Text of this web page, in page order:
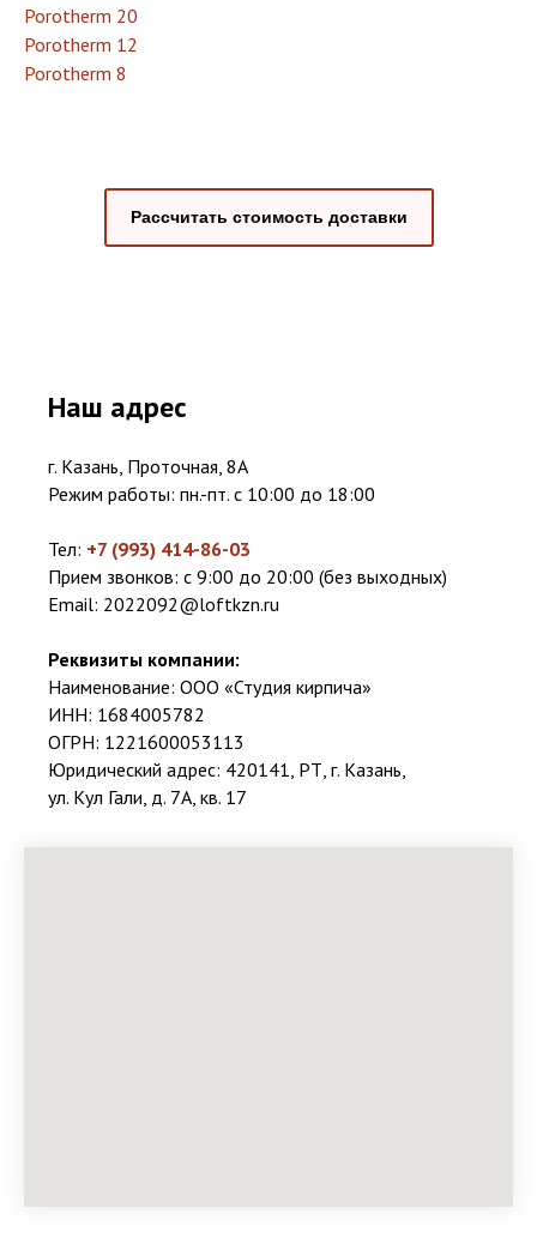
Porotherm 20
Porotherm 12
Porotherm 8
Рассчитать стоимость доставки
Наш адрес
г. Казань, Проточная, 8А
Режим работы: пн.-пт. с 10:00 до 18:00
Тел: +7 (993) 414-86-03
Прием звонков: с 9:00 до 20:00 (без выходных)
Email: 2022092@loftkzn.ru
Реквизиты компании:
Наименование: ООО «Студия кирпича»
ИНН: 1684005782
ОГРН: 1221600053113
Юридический адрес: 420141, РТ, г. Казань,
ул. Кул Гали, д. 7А, кв. 17